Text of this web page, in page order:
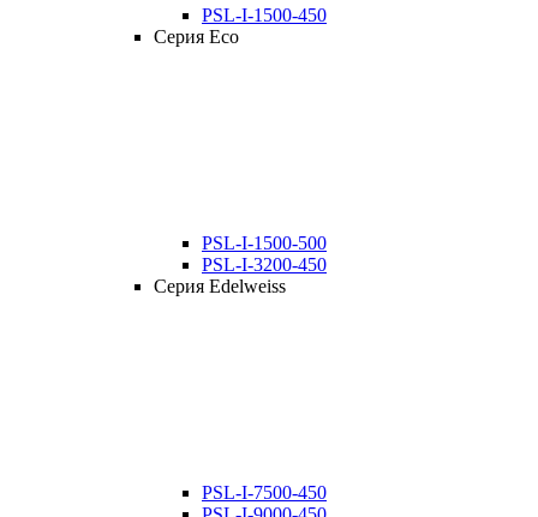
PSL-I-1500-450
Серия Eco
PSL-I-1500-500
PSL-I-3200-450
Серия Edelweiss
PSL-I-7500-450